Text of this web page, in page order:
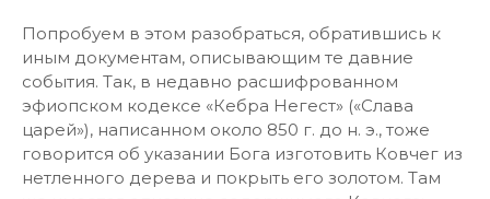
Попробуем в этом разобраться, обратившись к
иным документам, описывающим те давние
события. Так, в недавно расшифрованном
эфиопском кодексе «Кебра Негест» («Слава
царей»), написанном около 850 г. до н. э., тоже
говорится об указании Бога изготовить Ковчег из
нетленного дерева и покрыть его золотом. Там